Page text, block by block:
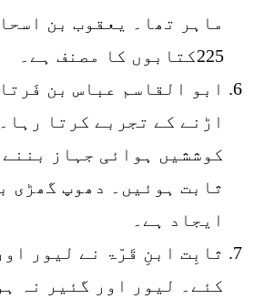
ماہر تھا۔ یعقوب بن
225کتابوں کا مصنف ہے۔
ابو القاسم عباس بن
اڑنے کے تجربے کرتا
کوششیں ہوائی جہاز بننے
ثابت ہوئیں۔ دھوپ گھڑی
ایجاد ہے۔
ثابِت ابنِ قَرّۃ نے لیور
کئے۔ لیور اور گئیر نہ